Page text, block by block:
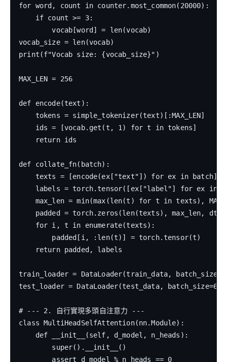
for word, count in counter.most_common(20000):
    if count >= 3:
        vocab[word] = len(vocab)
vocab_size = len(vocab)
print(f"Vocab size: {vocab_size}")
MAX_LEN = 256
def encode(text):
    tokens = simple_tokenizer(text)[:MAX_LEN]
    ids = [vocab.get(t, 1) for t in tokens]
    return ids
def collate_fn(batch):
    texts = [encode(ex["text"]) for ex in batch]
labels = torch.tensor([ex["label"] for ex in
max_len = min(max(len(t) for t in texts),
padded = torch.zeros(len(texts), max_len,
    for i, t in enumerate(texts):
        padded[i, :len(t)] = torch.tensor(t)
    return padded, labels
train_loader = DataLoader(train_data,
test_loader = DataLoader(test_data,
# --- 2. 自行實現多頭自注意力 ---
class MultiHeadSelfAttention(nn.Module):
    def __init__(self, d_model, n_heads):
        super().__init__()
        assert d_model % n_heads == 0